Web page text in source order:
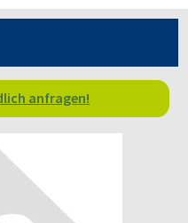
anfragen!